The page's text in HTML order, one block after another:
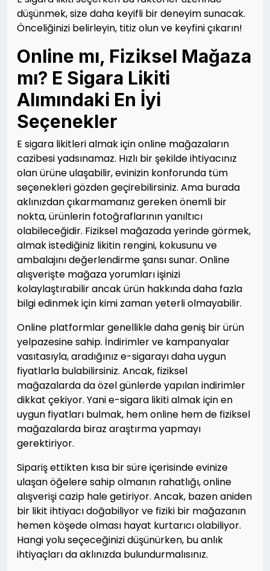
düşünmek, size daha keyifli bir deneyim sunacak.
Önceliğinizi belirleyin, titiz olun ve keyfini çıkarın!
Online mı, Fiziksel Mağaza
mı? E Sigara Likiti
Alımındaki En İyi
Seçenekler
E sigara likitleri almak için online mağazaların
cazibesi yadsınamaz. Hızlı bir şekilde ihtiyacınız
olan ürüne ulaşabilir, evinizin konforunda tüm
seçenekleri gözden geçirebilirsiniz. Ama burada
aklınızdan çıkarmamanız gereken önemli bir
nokta, ürünlerin fotoğraflarının yanıltıcı
olabileceğidir. Fiziksel mağazada yerinde görmek,
almak istediğiniz likitin rengini, kokusunu ve
ambalajını değerlendirme şansı sunar. Online
alışverişte mağaza yorumları işinizi
kolaylaştırabilir ancak ürün hakkında daha fazla
bilgi edinmek için kimi zaman yeterli olmayabilir.
Online platformlar genellikle daha geniş bir ürün
yelpazesine sahip. İndirimler ve kampanyalar
vasıtasıyla, aradığınız e-sigarayı daha uygun
fiyatlarla bulabilirsiniz. Ancak, fiziksel
mağazalarda da özel günlerde yapılan indirimler
dikkat çekiyor. Yani e-sigara likiti almak için en
uygun fiyatları bulmak, hem online hem de fiziksel
mağazalarda biraz araştırma yapmayı
gerektiriyor.
Sipariş ettikten kısa bir süre içerisinde evinize
ulaşan öğelere sahip olmanın rahatlığı, online
alışverişi cazip hale getiriyor. Ancak, bazen aniden
bir likit ihtiyacı doğabiliyor ve fiziki bir mağazanın
hemen köşede olması hayat kurtarıcı olabiliyor.
Hangi yolu seçeceğinizi düşünürken, bu anlık
ihtiyaçları da aklınızda bulundurmalısınız.